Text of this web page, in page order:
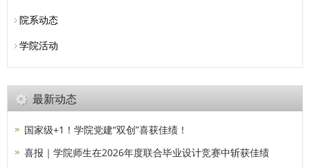
院系动态
学院活动
最新动态
国家级+1！学院党建“双创”喜获佳绩！
喜报｜学院师生在2026年度联合毕业设计竞赛中斩获佳绩